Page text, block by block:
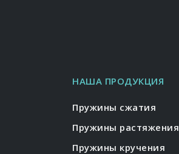
НАША ПРОДУКЦИЯ
Пружины сжатия
Пружины растяжения
Пружины кручения